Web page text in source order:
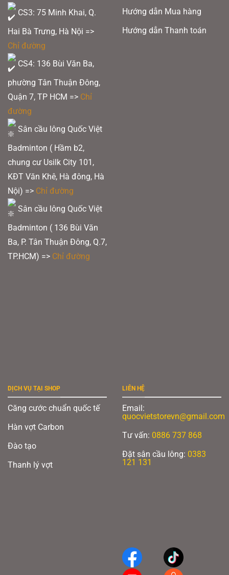
CS3: 75 Minh Khai, Q.
Hai Bà Trưng, Hà Nội =>
Chỉ đường
CS4: 136 Bùi Văn Ba,
phường Tân Thuận Đông,
Quận 7, TP HCM => Chỉ
đường
Sân cầu lông Quốc Việt
Badminton ( Hầm b2,
chung cư Usilk City 101,
KĐT Văn Khê, Hà đông, Hà
Nội) => Chỉ đường
Sân cầu lông Quốc Việt
Badminton ( 136 Bùi Văn
Ba, P. Tân Thuận Đông, Q.7,
TP.HCM) => Chỉ đường
Hướng dẫn Mua hàng
Hướng dẫn Thanh toán
DỊCH VỤ TẠI SHOP
Căng cước chuẩn quốc tế
Hàn vợt Carbon
Đào tạo
Thanh lý vợt
LIÊN HỆ
Email:
quocvietstorevn@gmail.com
Tư vấn: 0886 737 868
Đặt sân cầu lông: 0383
121 131